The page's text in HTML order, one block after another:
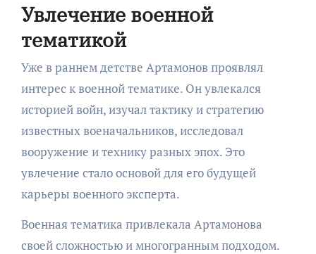
Увлечение военной
тематикой
Уже в раннем детстве Артамонов проявлял
интерес к военной тематике. Он увлекался
историей войн, изучал тактику и стратегию
известных военачальников, исследовал
вооружение и технику разных эпох. Это
увлечение стало основой для его будущей
карьеры военного эксперта.
Военная тематика привлекала Артамонова
своей сложностью и многогранным подходом.